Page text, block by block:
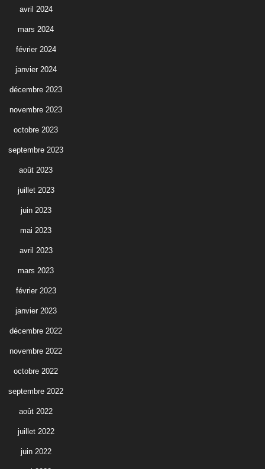
avril 2024
mars 2024
février 2024
janvier 2024
décembre 2023
novembre 2023
octobre 2023
septembre 2023
août 2023
juillet 2023
juin 2023
mai 2023
avril 2023
mars 2023
février 2023
janvier 2023
décembre 2022
novembre 2022
octobre 2022
septembre 2022
août 2022
juillet 2022
juin 2022